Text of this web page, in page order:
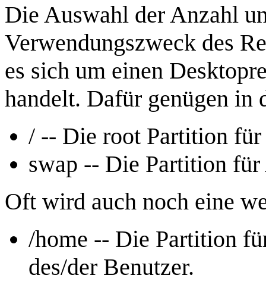
Die Auswahl der Anzahl
Verwendungszweck des
es sich um einen
handelt. Dafür genügen in
/ -- Die root Partition für
swap -- Die Partition für
Oft wird auch noch eine
/home -- Die Partition
des/der Benutzer.